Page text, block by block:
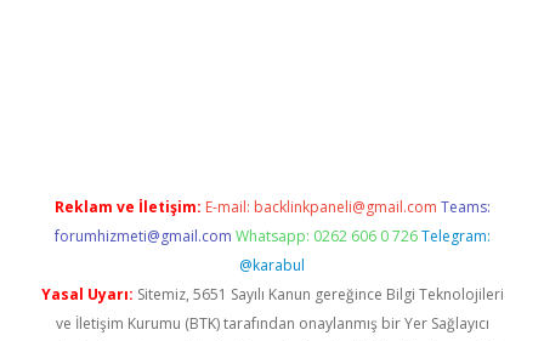
Reklam ve İletişim: E-mail: backlinkpaneli@gmail.com Teams:
forumhizmeti@gmail.com Whatsapp: 0262 606 0 726 Telegram:
@karabul
Yasal Uyarı: Sitemiz, 5651 Sayılı Kanun gereğince Bilgi Teknolojileri
ve İletişim Kurumu (BTK) tarafından onaylanmış bir Yer Sağlayıcı